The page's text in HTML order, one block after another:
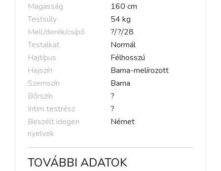
Magasság
160 cm
Testsúly
54 kg
Mell/derék/csípő
?/?/28
Testalkat
Normál
Hajtípus
Félhosszú
Hajszín
Barna-melírozott
Szemszín
Barna
Bőrszín
?
Intim testrész
?
Beszélt idegen
nyelvek
Német
TOVÁBBI ADATOK